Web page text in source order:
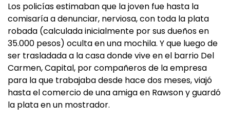
Los policías estimaban que la joven fue hasta la
comisaría a denunciar, nerviosa, con toda la plata
robada (calculada inicialmente por sus dueños en
35.000 pesos) oculta en una mochila. Y que luego de
ser trasladada a la casa donde vive en el barrio Del
Carmen, Capital, por compañeros de la empresa
para la que trabajaba desde hace dos meses, viajó
hasta el comercio de una amiga en Rawson y guardó
la plata en un mostrador.